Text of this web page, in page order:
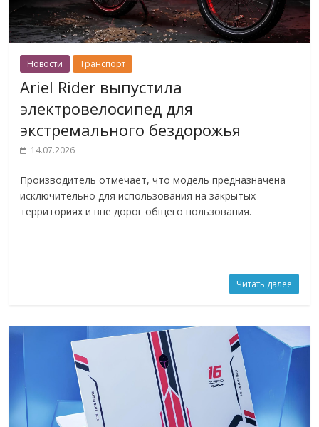
Новости Транспорт
Ariel Rider выпустила
электровелосипед для
экстремального бездорожья
14.07.2026
Производитель отмечает, что модель предназначена
исключительно для использования на закрытых
территориях и вне дорог общего пользования.
Читать далее